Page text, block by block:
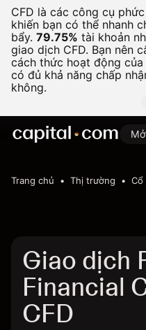
CFD là các công cụ
khiến bạn có thể nhanh
bẩy. 79.75% tài khoản
giao dịch CFD. Bạn nên
cách thức hoạt động
có đủ khả năng chấp
không.
Trang chủ Thị trường Cổ
Giao dịch
Financial
CFD